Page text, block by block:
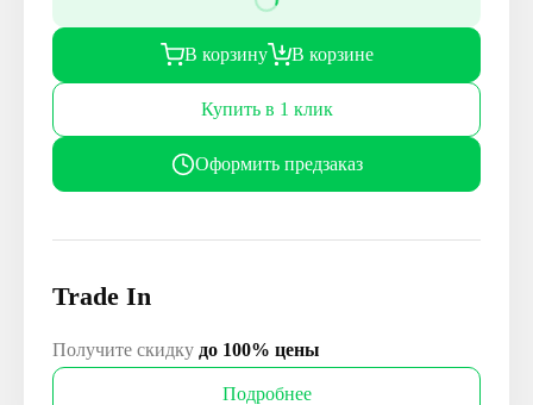
В корзину В корзине
Купить в 1 клик
Оформить предзаказ
Trade In
Получите скидку до 100% цены
Подробнее